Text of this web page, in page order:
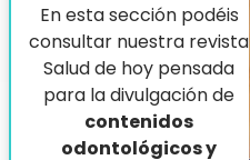
En esta sección podéis
consultar nuestra revista
Salud de hoy pensada
para la divulgación de
contenidos
odontológicos y